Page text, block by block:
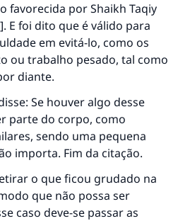
favorecida por Shaikh Taqiy
E foi dito que é válido para
em evitá-lo, como os
ou trabalho pesado, tal como
diante.
Se houver algo desse
parte do corpo, como
sendo uma pequena
importa. Fim da citação.
o que ficou grudado na
que não possa ser
caso deve-se passar as